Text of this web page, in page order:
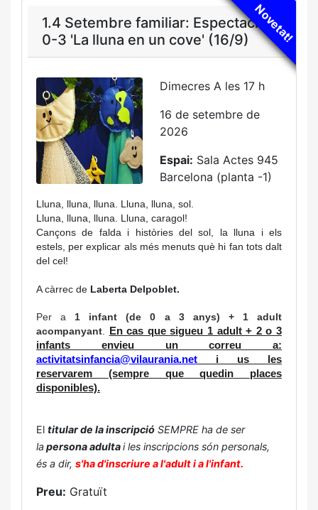
Novetat!
1.4 Setembre familiar: Espectacle
0-3 'La lluna en un cove' (16/9)
Dimecres A les 17 h
16 de setembre de
2026
Espai: Sala Actes 945
Barcelona (planta -1)
Lluna, lluna, lluna. Lluna, lluna, sol.
Lluna, lluna, lluna. Lluna, caragol!
Cançons de falda i històries del sol, la lluna i els
estels, per explicar als més menuts què hi fan tots dalt
del cel!
A càrrec de Laberta Delpoblet.
Per a 1 infant (de 0 a 3 anys) + 1 adult
acompanyant
En cas que sigueu 1 adult + 2 o 3
infants envieu un correu a:
activitatsinfancia@vilaurania.net i us les
reservarem (sempre que quedin places
disponibles).
El titular de la inscripció SEMPRE ha de ser
lapersona adultai les inscripcions són personals,
és a dir, s'ha d'inscriure a l'adult i a l'infant.
Preu: Gratuït